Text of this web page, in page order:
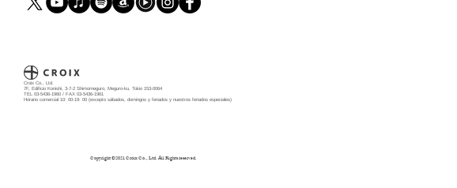
Croix Co., Ltd.
7F, Edificio Konishi, 3-7-2 Shimomeguro, Meguro-ku, Tokio 153-0064
TEL 03-5436-1960 / FAX 03-5436-1961
Horario comercial 10: 00-19: 00 (excepto sábados, domingos y feriados y nuestros feriados especiales)
Copyright ©️2021 Croix Co., Ltd. All Rights reserved.